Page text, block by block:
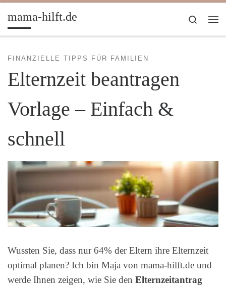
Zum Inhalt springen
mama-hilft.de
Search
FINANZIELLE TIPPS FÜR FAMILIEN
Elternzeit beantragen
Vorlage – Einfach &
schnell
Wussten Sie, dass nur 64% der Eltern ihre Elternzeit
optimal planen? Ich bin Maja von mama-hilft.de und
werde Ihnen zeigen, wie Sie den Elternzeitantrag